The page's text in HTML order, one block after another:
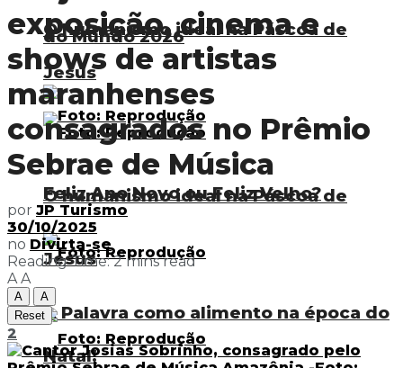
O humanismo ideal na Páscoa de
Jesus
Feliz Ano Novo ou Feliz Velho?
A Palavra como alimento na época do
Natal!
do Mundo 2026
O humanismo ideal na Páscoa de
Jesus
exposição, cinema e
shows de artistas
maranhenses
consagrados no Prêmio
Sebrae de Música
por JP Turismo
30/10/2025
no Divirta-se
Reading Time: 2 mins read
A A
A
A
Reset
2